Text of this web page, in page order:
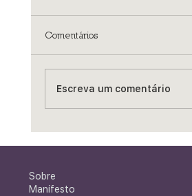
Comentários
Escreva um comentário
Sobre
Manifesto